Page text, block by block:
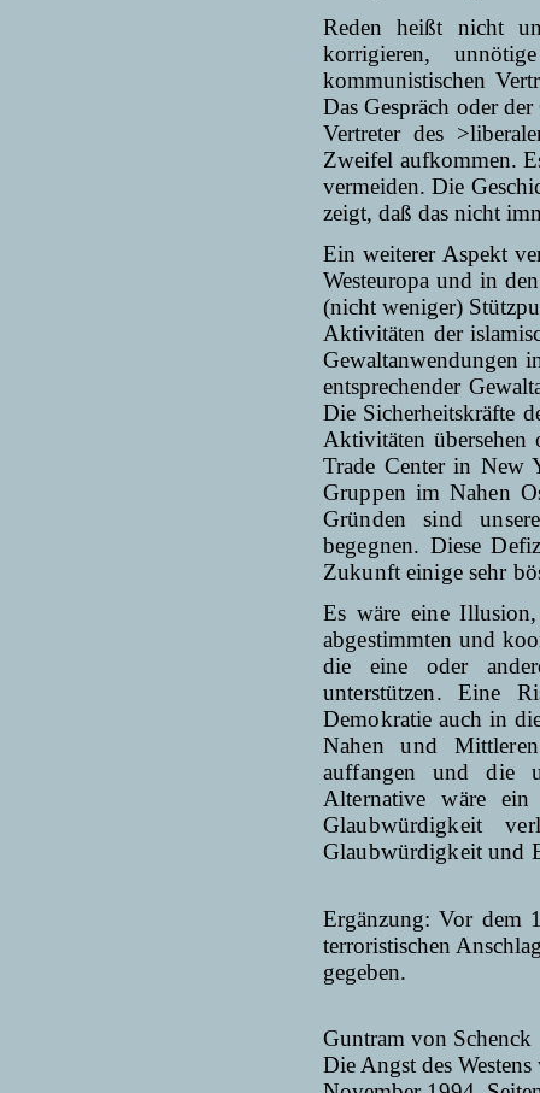
Reden heißt nicht
korrigieren,
kommunistischen
Das Gespräch oder
Vertreter des
Zweifel aufkommen.
vermeiden. Die
zeigt, daß das nicht
Ein weiterer Aspekt
Westeuropa und in
(nicht weniger)
Aktivitäten der
Gewaltanwendungen
entsprechender
Die Sicherheitskräfte
Aktivitäten übersehen
Trade Center in New
Gruppen im Nahen
Gründen sind
begegnen. Diese
Zukunft einige sehr
Es wäre eine
abgestimmten und
die eine oder
unterstützen. Eine
Demokratie auch in
Nahen und
auffangen und die
Alternative wäre
Glaubwürdigkeit
Glaubwürdigkeit und
Ergänzung: Vor dem
terroristischen
gegeben.
Guntram von Schenck
Die Angst des